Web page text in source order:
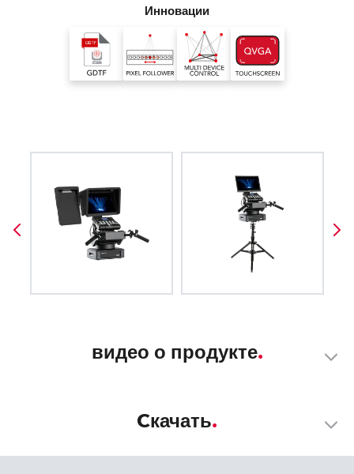
Инновации
видео о продукте
Cкачать